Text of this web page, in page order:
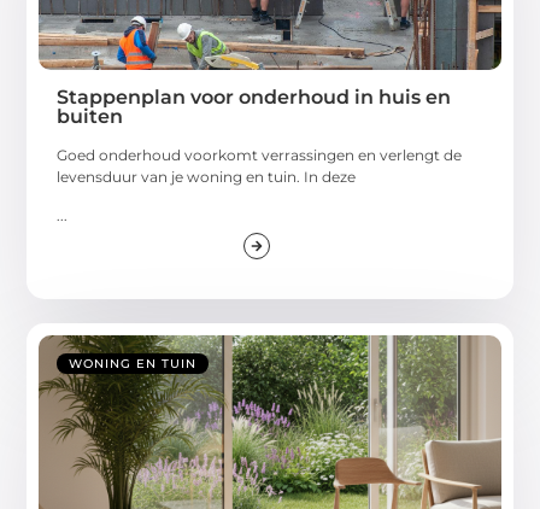
Stappenplan voor onderhoud in huis en
buiten
Goed onderhoud voorkomt verrassingen en verlengt de
levensduur van je woning en tuin. In deze
...
WONING EN TUIN